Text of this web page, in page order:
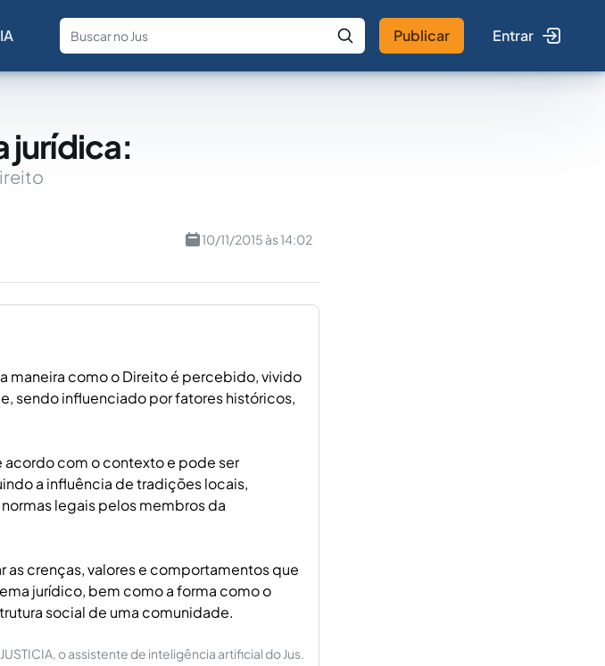
IA
Fale com a IA Buscar no Jus
Publicar Entrar
jurídica:
10/11/2015 às 14:02
maneira como o Direito é percebido, vivido
sendo influenciado por fatores históricos,
acordo com o contexto e pode ser
a influência de tradições locais,
legais pelos membros da
as crenças, valores e comportamentos que
jurídico, bem como a forma como o
social de uma comunidade.
o assistente de inteligência artificial do Jus.